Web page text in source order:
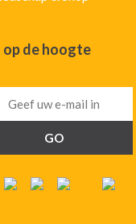
op de hoogte